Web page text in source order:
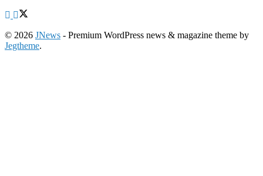
© 2026 JNews - Premium WordPress news & magazine theme by
Jegtheme.